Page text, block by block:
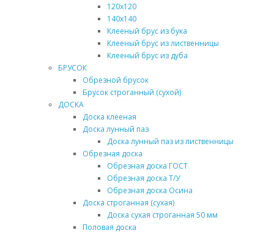
120х120
140х140
Клееный брус из бука
Клееный брус из лиственницы
Клееный брус из дуба
БРУСОК
Обрезной брусок
Брусок строганный (сухой)
ДОСКА
Доска клееная
Доска лунный паз
Доска лунный паз из лиственницы
Обрезная доска
Обрезная доска ГОСТ
Обрезная доска Т/У
Обрезная доска Осина
Доска строганная (сухая)
Доска сухая строганная 50 мм
Половая доска